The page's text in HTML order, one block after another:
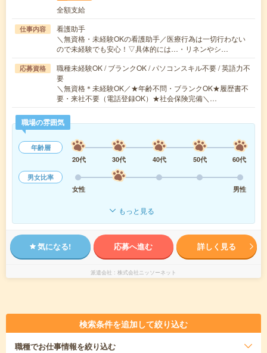
全額支給
仕事内容
看護助手
＼無資格・未経験OKの看護助手／医療行為は一切行わない
ので未経験でも安心！▽具体的には…・リネンやシ…
応募資格
職種未経験OK / ブランクOK / パソコンスキル不要 / 英語力不
要
＼無資格＊未経験OK／★年齢不問・ブランクOK★履歴書不
要・来社不要（電話登録OK）★社会保険完備＼…
職場の雰囲気
年齢層
20代
30代 40代 50代
60代
男女比率
女性
男性
もっと見る
気になる! 応募へ進む 詳しく見る
派遣会社 株式会社ニッソーネット
検索条件を追加して絞り込む
職種でお仕事情報を絞り込む